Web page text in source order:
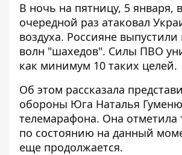
В ночь на пятницу, 5 января,
очередной раз атаковал
воздуха. Россияне выпустили
волн "шахедов". Силы ПВО
как минимум 10 таких целей.
Об этом рассказала
обороны Юга Наталья
телемарафона. Она отметила
по состоянию на данный
еще продолжается.